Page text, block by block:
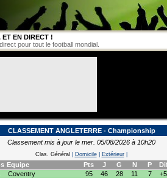
EN DIRECT !
pour tout le football mondial.
CLASSEMENT ANGLETERRE - Championship
Classement mis à jour le mer. 05/08/2026 à 10h20
Clas. Général Domicile| Extérieur|
Equipe Pts J G N P
Coventry 95 46 28 11 7